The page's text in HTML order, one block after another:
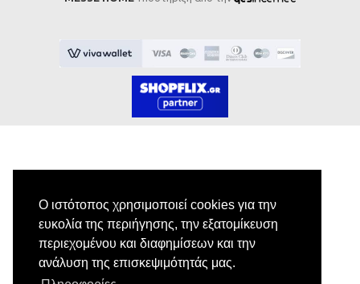
Ο ιστότοπος χρησιμοποιεί cookies για την
ευκολία της περιήγησης, την εξατομίκευση
περιεχομένου και διαφημίσεων και την
ανάλυση της επισκεψιμότητάς μας.
Κάνε εγγραφή στο newsletter μας για να
λαμβάνεις αποκλειστικές προσφορές.